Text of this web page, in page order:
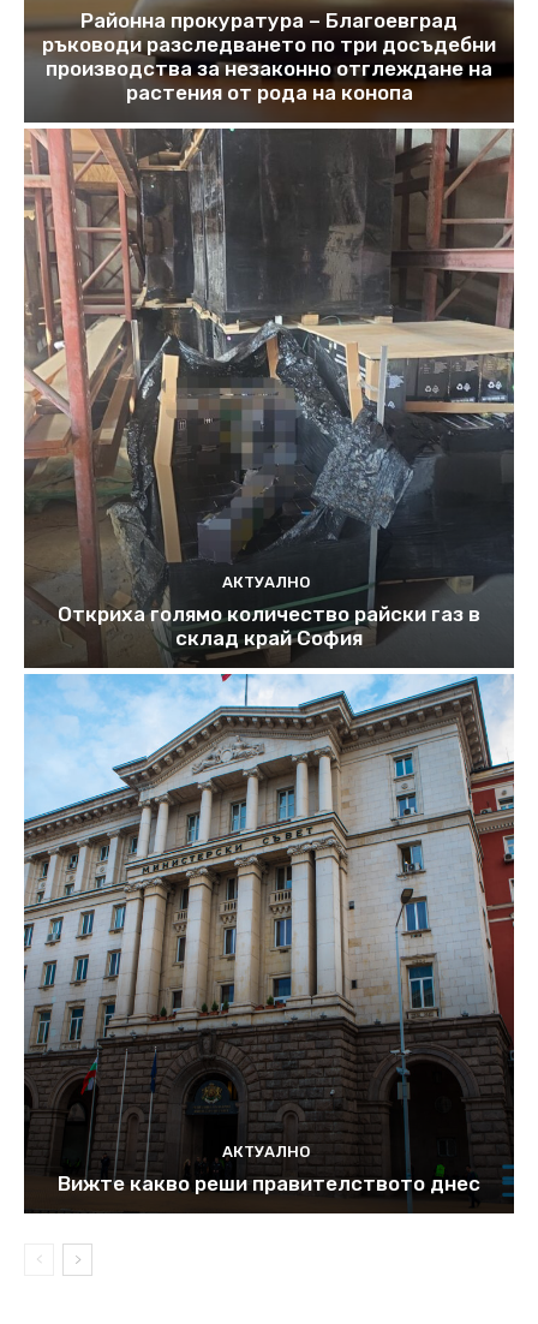
Районна прокуратура – Благоевград
ръководи разследването по три досъдебни
производства за незаконно отглеждане на
растения от рода на конопа
АКТУАЛНО
Откриха голямо количество райски газ в
склад край София
АКТУАЛНО
Вижте какво реши правителството днес